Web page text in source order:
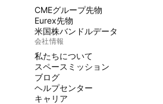
CMEグループ先物
Eurex先物
米国株バンドルデータ
会社情報
私たちについて
スペースミッション
ブログ
ヘルプセンター
キャリア